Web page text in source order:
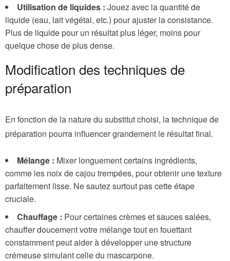
Utilisation de liquides : Jouez avec la quantité de
liquide (eau, lait végétal, etc.) pour ajuster la consistance.
Plus de liquide pour un résultat plus léger, moins pour
quelque chose de plus dense.
Modification des techniques de
préparation
En fonction de la nature du substitut choisi, la technique de
préparation pourra influencer grandement le résultat final.
Mélange : Mixer longuement certains ingrédients,
comme les noix de cajou trempées, pour obtenir une texture
parfaitement lisse. Ne sautez surtout pas cette étape
cruciale.
Chauffage : Pour certaines crèmes et sauces salées,
chauffer doucement votre mélange tout en fouettant
constamment peut aider à développer une structure
crémeuse simulant celle du mascarpone.